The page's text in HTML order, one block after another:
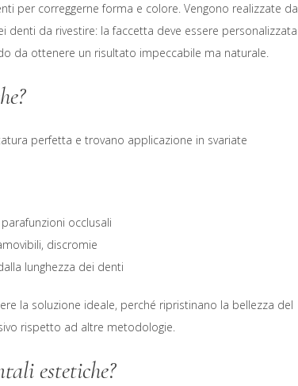
per correggerne forma e colore. Vengono realizzate da
da rivestire: la faccetta deve essere personalizzata
da ottenere un risultato impeccabile ma naturale.
perfetta e trovano applicazione in svariate
occlusali
discromie
lunghezza dei denti
la soluzione ideale, perché ripristinano la bellezza del
rispetto ad altre metodologie.
estetiche?